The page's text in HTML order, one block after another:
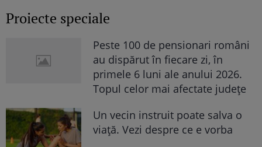
Proiecte speciale
Peste 100 de pensionari români
au dispărut în fiecare zi, în
primele 6 luni ale anului 2026.
Topul celor mai afectate județe
Un vecin instruit poate salva o
viață. Vezi despre ce e vorba